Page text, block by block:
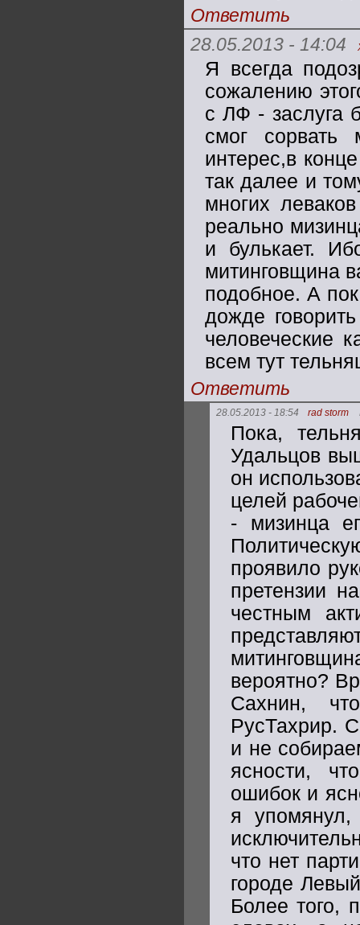
Ответить
28.05.2013 - 14:04
Я всегда
сожалению
с ЛФ - заслуга
смог сорвать
интерес,в
так далее и
многих
реально
и булькает.
митинговщина
подобное. А
дожде
человеческие
всем тут
Ответить
28.05.2013 - 18:54 rad storm
Пока,
Удальцов
он
целей
- мизинца
проявило
претензии
честным
вероятно?
Сахнин,
РусТахрир.
и не
ясности,
ошибок и
я
что нет
городе
Более того,